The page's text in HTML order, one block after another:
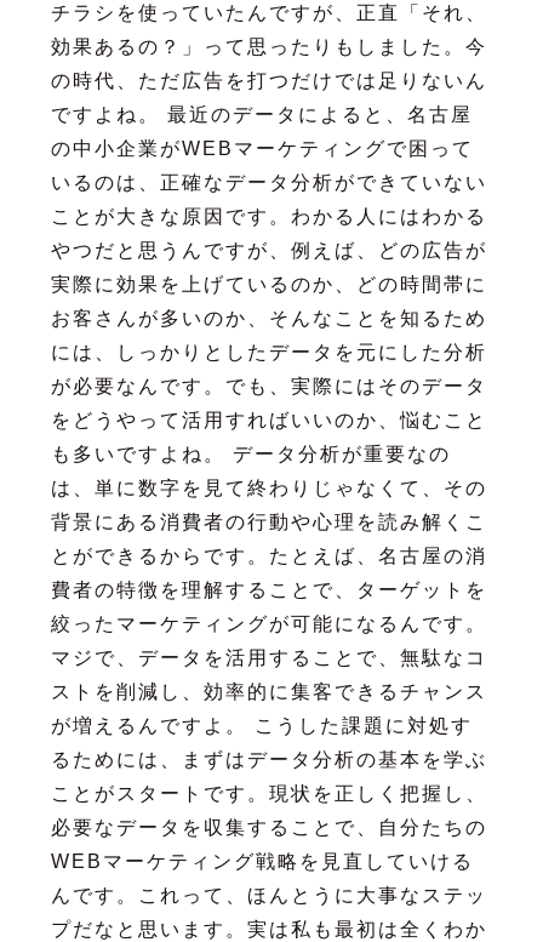
チラシを使っていたんですが、正直「それ、
効果あるの？」って思ったりもしました。今
の時代、ただ広告を打つだけでは足りないん
ですよね。 最近のデータによると、名古屋
の中小企業がWEBマーケティングで困って
いるのは、正確なデータ分析ができていない
ことが大きな原因です。わかる人にはわかる
やつだと思うんですが、例えば、どの広告が
実際に効果を上げているのか、どの時間帯に
お客さんが多いのか、そんなことを知るため
には、しっかりとしたデータを元にした分析
が必要なんです。でも、実際にはそのデータ
をどうやって活用すればいいのか、悩むこと
も多いですよね。 データ分析が重要なの
は、単に数字を見て終わりじゃなくて、その
背景にある消費者の行動や心理を読み解くこ
とができるからです。たとえば、名古屋の消
費者の特徴を理解することで、ターゲットを
絞ったマーケティングが可能になるんです。
マジで、データを活用することで、無駄なコ
ストを削減し、効率的に集客できるチャンス
が増えるんですよ。 こうした課題に対処す
るためには、まずはデータ分析の基本を学ぶ
ことがスタートです。現状を正しく把握し、
必要なデータを収集することで、自分たちの
WEBマーケティング戦略を見直していける
んです。これって、ほんとうに大事なステッ
プだなと思います。実は私も最初は全くわか